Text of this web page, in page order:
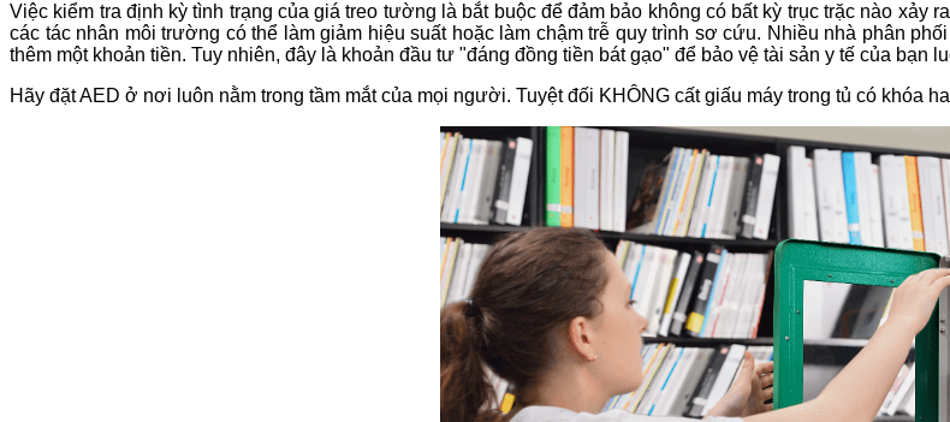
Việc kiểm tra định kỳ tình trạng của giá treo tường là bắt buộc để đảm bảo không có bất kỳ trục trặc nào xảy
các tác nhân môi trường có thể làm giảm hiệu suất hoặc làm chậm trễ quy trình sơ cứu. Nhiều nhà phân
thêm một khoản tiền. Tuy nhiên, đây là khoản đầu tư "đáng đồng tiền bát gạo" để bảo vệ tài sản y tế của bạn
Hãy đặt AED ở nơi luôn nằm trong tầm mắt của mọi người. Tuyệt đối KHÔNG cất giấu máy trong tủ có khóa